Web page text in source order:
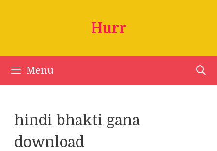
Hurr
Menu
hindi bhakti gana
download